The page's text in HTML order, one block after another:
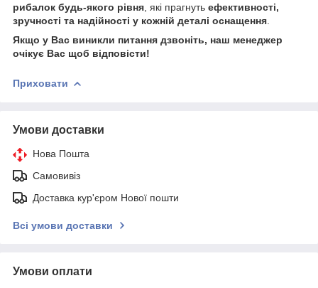
рибалок будь-якого рівня , які прагнуть ефективності,
зручності та надійності у кожній деталі оснащення
Якщо у Вас виникли питання дзвоніть, наш менеджер
очікує Вас щоб відповісти!
Приховати
Умови доставки
Нова Пошта
Самовивіз
Доставка кур'єром Нової пошти
Всі умови доставки
Умови оплати